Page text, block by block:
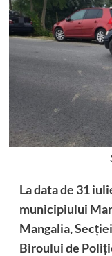
La data de 31
municipiului
Mangalia,
Biroului de